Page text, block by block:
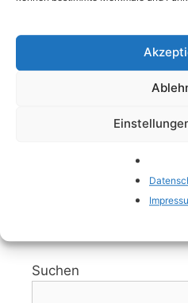
machen eine Kuscheltier
ersten Lebensmonaten
Suchen